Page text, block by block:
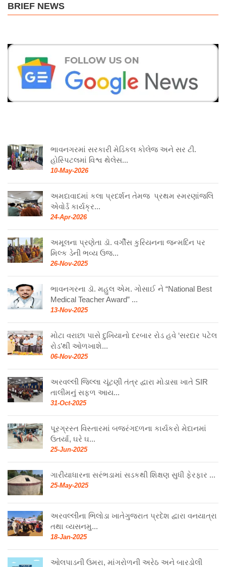
BRIEF NEWS
ભાવનગરમાં સરકારી મેડિકલ કોલેજ અને સર ટી.
હોસ્પિટલમાં વિશ્વ થેલેસ...
10-May-2026
અમદાવાદમાં કલા પ્રદર્શન તેમજ પ્રથમ સ્મરણાંજલિ
એવોર્ડ કાર્યક્ર...
24-Apr-2026
અમૂલના પ્રણેતા ડૉ. વર્ગીસ કુરિયનના જન્મદિન પર
મિલ્ક ડેની ભવ્ય ઉજ...
26-Nov-2025
ભાવનગરના ડૉ. મહુલ એમ. ગોસાઈ ને “National Best
Medical Teacher Award” ...
13-Nov-2025
મોટા વરાછા પાસે દુખિયાનો દરબાર રોડ હવે ‘સરદાર પટેલ
રોડ’થી ઓળખાશે...
06-Nov-2025
અરવલ્લી જિલ્લા ચૂંટણી તંત્ર દ્વારા મોડાસા ખાતે SIR
તાલીમનું સફળ આય...
31-Oct-2025
પૂરગ્રસ્ત વિસ્તારમાં બજરંગદળના કાર્યકરો મેદાનમાં
ઉતર્યા, ઘરે ઘ...
25-Jun-2025
ગારીયાધારના સરંભડામાં સડકથી શિક્ષણ સુધી ફેરફાર ...
25-May-2025
અરવલ્લીના ભિલોડા ખાતેગુજરાત પ્રદેશ દ્વારા વનયાત્રા
તથા વ્યસનમુ...
18-Jan-2025
ઓલપાડની ઉમરા, માંગરોળની અરેઠ અને બારડોલી